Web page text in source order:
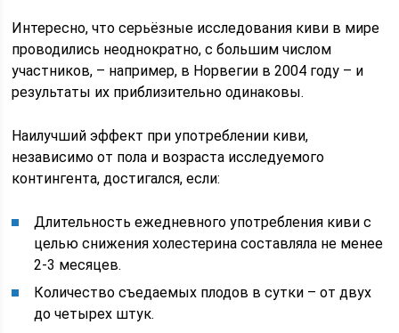
Интересно, что серьёзные исследования киви в мире
проводились неоднократно, с большим числом
участников, – например, в Норвегии в 2004 году – и
результаты их приблизительно одинаковы.
Наилучший эффект при употреблении киви,
независимо от пола и возраста исследуемого
контингента, достигался, если:
Длительность ежедневного употребления киви с
целью снижения холестерина составляла не менее
2-3 месяцев.
Количество съедаемых плодов в сутки – от двух
до четырех штук.